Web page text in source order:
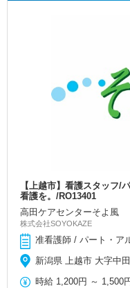
【上越市】看護スタッフ/
看護を。/RO13401
高田ケアセンターそよ風
株式会社SOYOKAZE
准看護師 / パート・ア
新潟県 上越市 大字中
時給 1,200円 ～ 1,500